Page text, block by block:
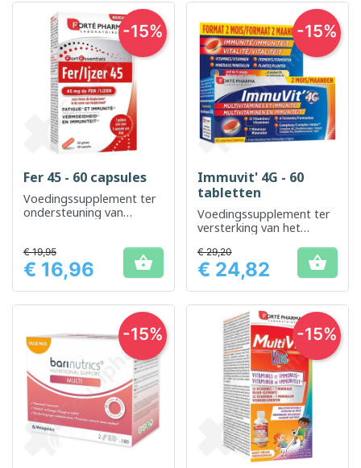
Fer 45 - 60 capsules
Voedingssupplement ter
ondersteuning van
immuunsysteem
Prijs
€ 19,95
€ 16,96 
-15%
Immuvit' 4G - 60
tabletten
Voedingssupplement ter
versterking van het
Prijs
€ 29,20
€ 24,82 
-15%
-15% -15%